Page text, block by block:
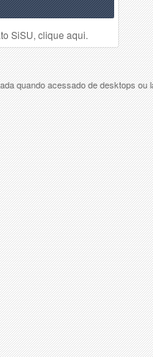
SiSU, clique aqui.
quando acessado de desktops ou